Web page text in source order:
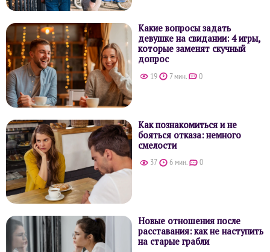
Какие вопросы задать
девушке на свидании: 4 игры,
которые заменят скучный
допрос
19 7 мин. 0
Как познакомиться и не
бояться отказа: немного
смелости
37 6 мин. 0
Новые отношения после
расставания: как не наступить
на старые грабли